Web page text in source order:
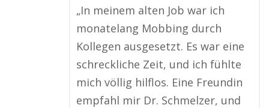
„In meinem alten Job war ich
monatelang Mobbing durch
Kollegen ausgesetzt. Es war eine
schreckliche Zeit, und ich fühlte
mich völlig hilflos. Eine Freundin
empfahl mir Dr. Schmelzer, und